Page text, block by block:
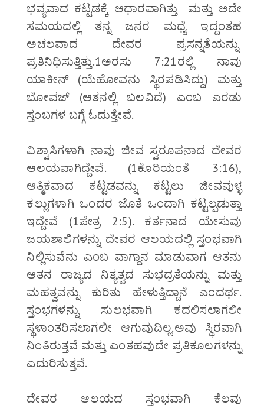
ಭವ್ಯವಾದ ಕಟ್ಟಡಕ್ಕೆ ಆಧಾರವಾಗಿತ್ತು ಮತ್ತು ಅದೇ
ಸಮಯದಲ್ಲಿ ತನ್ನ ಜನರ ಮಧ್ಯೆ ಇದ್ದಂತಹ
ಅಚಲವಾದ ದೇವರ ಪ್ರಸನ್ನತೆಯನ್ನು
ಪ್ರತಿನಿಧಿಸುತ್ತಿತ್ತು.1ಅರಸು 7:21ರಲ್ಲಿ ನಾವು
ಯಾಕೀನ್ (ಯೆಹೋವನು ಸ್ಥಿರಪಡಿಸಿದ್ದು) ಮತ್ತು
ಬೋವಜ್ (ಆತನಲ್ಲಿ ಬಲವಿದೆ) ಎಂಬ ಎರಡು
ಸ್ತಂಬಗಳ ಬಗ್ಗೆ ಓದುತ್ತೇವೆ.
ವಿಶ್ವಾಸಿಗಳಾಗಿ ನಾವು ಜೀವ ಸ್ವರೂಪನಾದ ದೇವರ
ಆಲಯವಾಗಿದ್ದೇವೆ. (1ಕೊರಿಯಂತೆ 3:16),
ಆತ್ಮಿಕವಾದ ಕಟ್ಟಡವನ್ನು ಕಟ್ಟಲು ಜೀವವುಳ್ಳ
ಕಲ್ಲುಗಳಾಗಿ ಒಂದರ ಜೊತೆ ಒಂದಾಗಿ ಕಟ್ಟಲ್ಪಡುತ್ತಾ
ಇದ್ದೇವೆ (1ಪೇತ್ರ 2:5). ಕರ್ತನಾದ ಯೇಸುವು
ಜಯಶಾಲಿಗಳನ್ನು ದೇವರ ಆಲಯದಲ್ಲಿ ಸ್ತಂಭವಾಗಿ
ನಿಲ್ಲಿಸುವೆನು ಎಂಬ ವಾಗ್ದಾನ ಮಾಡುವಾಗ ಆತನು
ಆತನ ರಾಜ್ಯದ ನಿತ್ಯತ್ವದ ಸುಭದ್ರತೆಯನ್ನು ಮತ್ತು
ಮಹತ್ವವನ್ನು ಕುರಿತು ಹೇಳುತ್ತಿದ್ದಾನೆ ಎಂದರ್ಥ.
ಸ್ತಂಭಗಳನ್ನು ಸುಲಭವಾಗಿ ಕದಲಿಸಲಾಗಲೀ
ಸ್ಥಳಾಂತರಿಸಲಾಗಲೀ ಆಗುವುದಿಲ್ಲ.ಅವು ಸ್ಥಿರವಾಗಿ
ನಿಂತಿರುತ್ತವೆ ಮತ್ತು ಎಂತಹವುದೇ ಪ್ರತಿಕೂಲಗಳನ್ನು
ಎದುರಿಸುತ್ತವೆ.
ದೇವರ ಆಲಯದ ಸ್ತಂಭವಾಗಿ ಕೆಲವು